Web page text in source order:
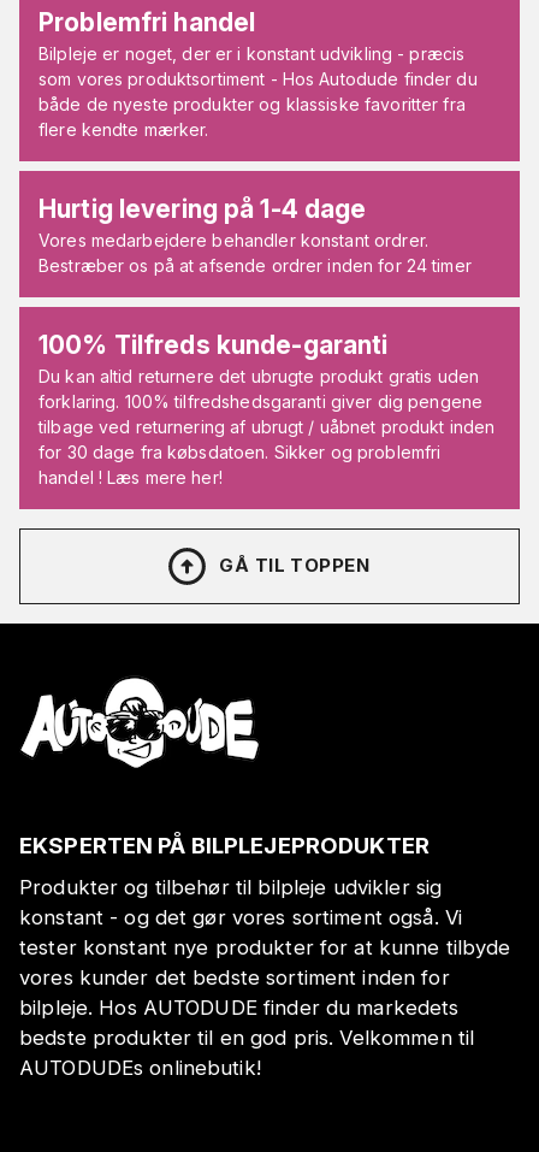
Problemfri handel
Bilpleje er noget, der er i konstant udvikling - præcis
som vores produktsortiment - Hos Autodude finder du
både de nyeste produkter og klassiske favoritter fra
flere kendte mærker.
Hurtig levering på 1-4 dage
Vores medarbejdere behandler konstant ordrer.
Bestræber os på at afsende ordrer inden for 24 timer
100% Tilfreds kunde-garanti
Du kan altid returnere det ubrugte produkt gratis uden
forklaring. 100% tilfredshedsgaranti giver dig pengene
tilbage ved returnering af ubrugt / uåbnet produkt inden
for 30 dage fra købsdatoen. Sikker og problemfri
handel ! Læs mere her!
GÅ TIL TOPPEN
EKSPERTEN PÅ BILPLEJEPRODUKTER
Produkter og tilbehør til bilpleje udvikler sig
konstant - og det gør vores sortiment også. Vi
tester konstant nye produkter for at kunne tilbyde
vores kunder det bedste sortiment inden for
bilpleje. Hos AUTODUDE finder du markedets
bedste produkter til en god pris. Velkommen til
AUTODUDEs onlinebutik!